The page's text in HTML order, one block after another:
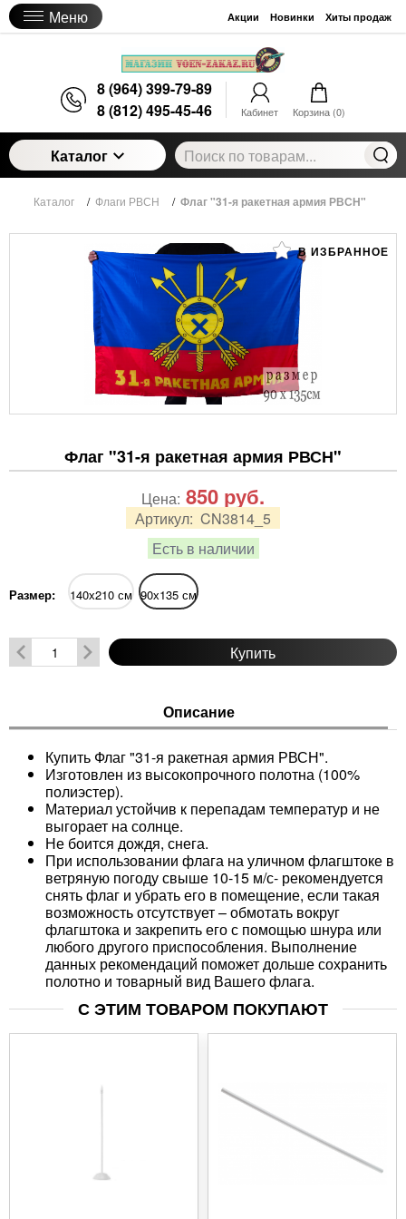
Меню Акции Новинки Хиты продаж
8 (964) 399-79-89
8 (812) 495-45-46
Кабинет Корзина (0)
Каталог
Каталог / Флаги РВСН / Флаг "31-я ракетная армия РВСН"
В ИЗБРАННОЕ
Флаг "31-я ракетная армия РВСН"
Артикул: CN3814_5
Есть в наличии
Цена: 850 руб.
Размер: 140х210 см 90х135 см
Купить
Описание
Купить Флаг "31-я ракетная армия РВСН".
Изготовлен из высокопрочного полотна (100%
полиэстер).
Материал устойчив к перепадам температур и не
выгорает на солнце.
Не боится дождя, снега.
При использовании флага на уличном флагштоке в
ветряную погоду свыше 10-15 м/с- рекомендуется
снять флаг и убрать его в помещение, если такая
возможность отсутствует – обмотать вокруг
флагштока и закрепить его с помощью шнура или
любого другого приспособления. Выполнение
данных рекомендаций поможет дольше сохранить
полотно и товарный вид Вашего флага.
С ЭТИМ ТОВАРОМ ПОКУПАЮТ